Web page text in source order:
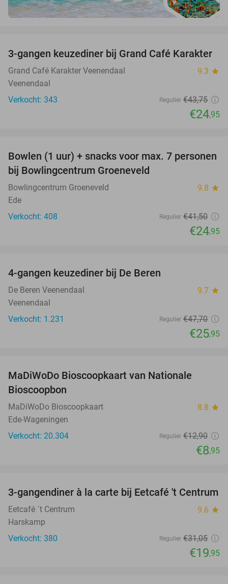
43%
3-gangen keuzediner bij Grand Café Karakter
Grand Café Karakter Veenendaal 9.3 star
Veenendaal
Verkocht: 343
Regulier €43,75
€24,95
40%
Bowlen (1 uur) + snacks voor max. 7 personen
bij Bowlingcentrum Groeneveld
Bowlingcentrum Groeneveld 9.8 star
Ede
Verkocht: 408
Regulier €41,50
€24,95
4-gangen keuzediner bij De Beren
De Beren Veenendaal 9.7 star
Veenendaal
Verkocht: 1.231
Regulier €47,70
€25,95
MaDiWoDo Bioscoopkaart van Nationale
Bioscoopbon
MaDiWoDo Bioscoopkaart 8.8 star
Ede-Wageningen
Verkocht: 20.304
Regulier €12,90
€8,95
36%
3-gangendiner à la carte bij Eetcafé 't Centrum
Eetcafé ´t Centrum 9.6 star
Harskamp
Verkocht: 380
Regulier €31,05
€19,95